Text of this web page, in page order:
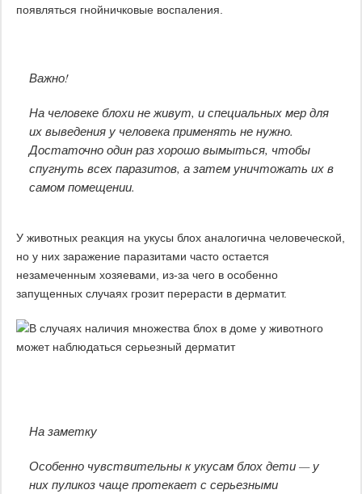
появляться гнойничковые воспаления.
Важно!
На человеке блохи не живут, и специальных мер для
их выведения у человека применять не нужно.
Достаточно один раз хорошо вымыться, чтобы
спугнуть всех паразитов, а затем уничтожать их в
самом помещении.
У животных реакция на укусы блох аналогична человеческой,
но у них заражение паразитами часто остается
незамеченным хозяевами, из-за чего в особенно
запущенных случаях грозит перерасти в дерматит.
На заметку
Особенно чувствительны к укусам блох дети — у
них пуликоз чаще протекает с серьезными